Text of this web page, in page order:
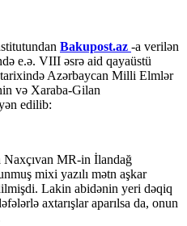
Bakupost.az -a verilən
e.ə. VIII əsrə aid qayaüstü
Azərbaycan Milli Elmlər
və Xaraba-Gilan
edilib:
MR-in İlandağ
mixi yazılı mətn aşkar
Lakin abidənin yeri dəqiq
axtarışlar aparılsa da, onun